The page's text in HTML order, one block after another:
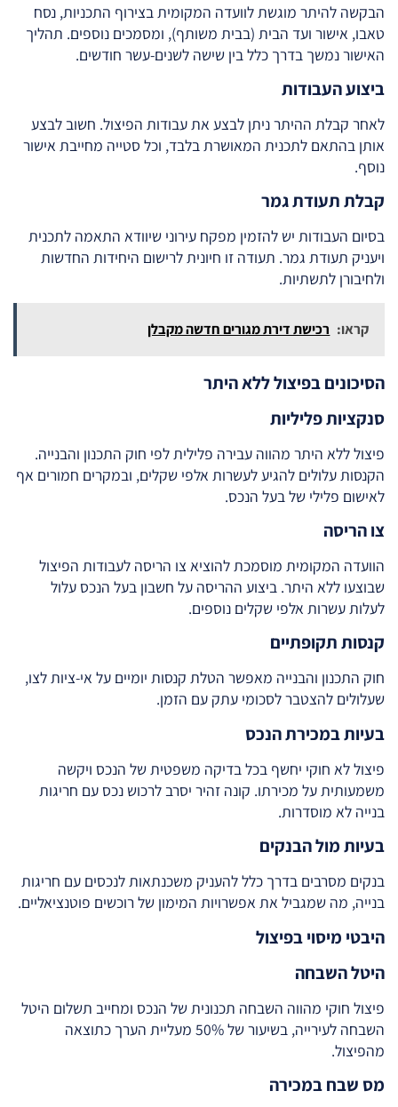
הבקשה להיתר מוגשת לוועדה המקומית בצירוף התכניות, נסח
טאבו, אישור ועד הבית (בבית משותף), ומסמכים נוספים. תהליך
האישור נמשך בדרך כלל בין שישה לשנים-עשר חודשים.
ביצוע העבודות
לאחר קבלת ההיתר ניתן לבצע את עבודות הפיצול. חשוב לבצע
אותן בהתאם לתכנית המאושרת בלבד, וכל סטייה מחייבת אישור
נוסף.
קבלת תעודת גמר
בסיום העבודות יש להזמין מפקח עירוני שיוודא התאמה לתכנית
ויעניק תעודת גמר. תעודה זו חיונית לרישום היחידות החדשות
ולחיבורן לתשתיות.
קראו: רכישת דירת מגורים חדשה מקבלן
הסיכונים בפיצול ללא היתר
סנקציות פליליות
פיצול ללא היתר מהווה עבירה פלילית לפי חוק התכנון והבנייה.
הקנסות עלולים להגיע לעשרות אלפי שקלים, ובמקרים חמורים אף
לאישום פלילי של בעל הנכס.
צו הריסה
הוועדה המקומית מוסמכת להוציא צו הריסה לעבודות הפיצול
שבוצעו ללא היתר. ביצוע ההריסה על חשבון בעל הנכס עלול
לעלות עשרות אלפי שקלים נוספים.
קנסות תקופתיים
חוק התכנון והבנייה מאפשר הטלת קנסות יומיים על אי-ציות לצו,
שעלולים להצטבר לסכומי עתק עם הזמן.
בעיות במכירת הנכס
פיצול לא חוקי יחשף בכל בדיקה משפטית של הנכס ויקשה
משמעותית על מכירתו. קונה זהיר יסרב לרכוש נכס עם חריגות
בנייה לא מוסדרות.
בעיות מול הבנקים
בנקים מסרבים בדרך כלל להעניק משכנתאות לנכסים עם חריגות
בנייה, מה שמגביל את אפשרויות המימון של רוכשים פוטנציאליים.
היבטי מיסוי בפיצול
היטל השבחה
פיצול חוקי מהווה השבחה תכנונית של הנכס ומחייב תשלום היטל
השבחה לעירייה, בשיעור של 50% מעליית הערך כתוצאה
מהפיצול.
מס שבח במכירה